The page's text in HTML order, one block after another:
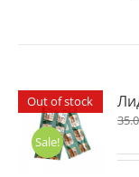
Out of stock
Sale!